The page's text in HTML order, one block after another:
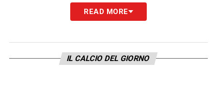
LA PLAYLIST DELLE NOSTRE TOP NEWS
READ MORE
IL CALCIO DEL GIORNO